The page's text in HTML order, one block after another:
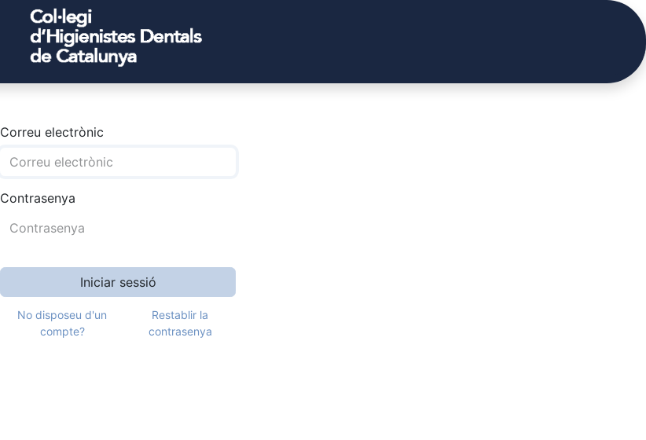
Correu electrònic
Contrasenya
Iniciar sessió
No disposeu d'un
compte?
Restablir la
contrasenya